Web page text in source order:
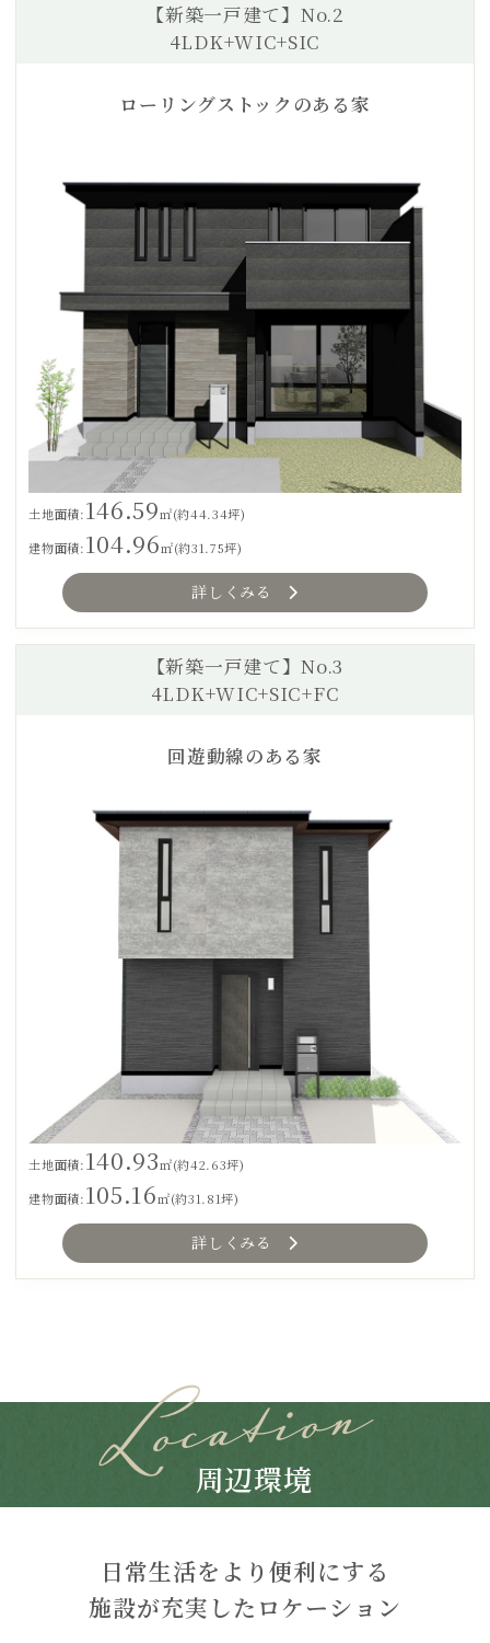
【新築一戸建て】No.2
4LDK+WIC+SIC
ローリングストックのある家
土地面積:146.59㎡(約44.34坪)
建物面積:104.96㎡(約31.75坪)
詳しくみる
【新築一戸建て】No.3
4LDK+WIC+SIC+FC
回遊動線のある家
土地面積:140.93㎡(約42.63坪)
建物面積:105.16㎡(約31.81坪)
詳しくみる
周辺環境
日常生活をより便利にする
施設が充実したロケーション